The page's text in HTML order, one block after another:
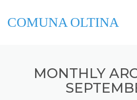
COMUNA OLTINA
MONTHLY